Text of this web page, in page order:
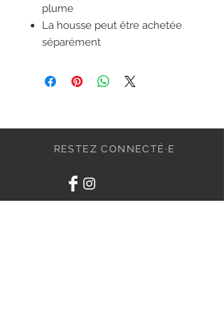
plume
La housse peut être achetée
séparément
RESTEZ CONNECTÉ·E